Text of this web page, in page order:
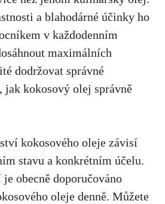
a blahodárné účinky ho
v⁤ každodenním
maximálních
dodržovat ‍správné
jak kokosový olej správně
kokosového⁣ oleje závisí
stavu a konkrétním účelu.
obecně doporučováno
oleje denně. Můžete